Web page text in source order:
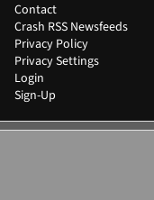
Contact
Crash RSS Newsfeeds
Privacy Policy
Privacy Settings
Login
Sign-Up